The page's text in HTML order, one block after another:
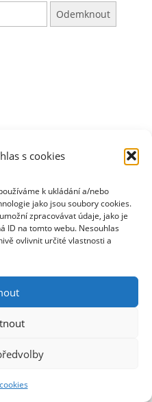
s cookies
k ukládání a/nebo
jako jsou soubory cookies.
zpracovávat údaje, jako je
ID na tomto webu. Nesouhlas
ovlivnit určité vlastnosti a